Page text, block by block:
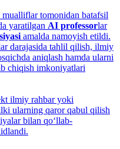
tomonidan batafsil
yaratilgan AI professorlar
amalda namoyish etildi.
darajasida tahlil qilish, ilmiy
aniqlash hamda ularni
chiqish imkoniyatlari
ilmiy rahbar yoki
ularning qaror qabul qilish
bilan qo‘llab-